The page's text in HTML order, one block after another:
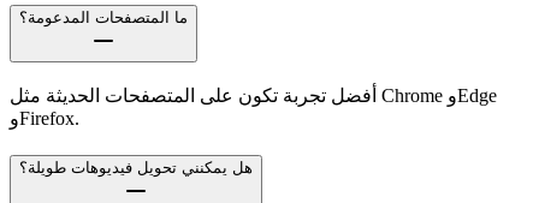
ما المتصفحات المدعومة؟
أفضل تجربة تكون على المتصفحات الحديثة مثل Chrome وEdge
وFirefox.
هل يمكنني تحويل فيديوهات طويلة؟